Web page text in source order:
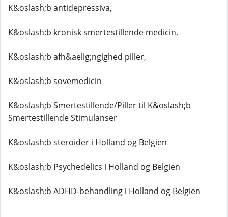
K&oslash;b antidepressiva,
K&oslash;b kronisk smertestillende medicin,
K&oslash;b afh&aelig;ngighed piller,
K&oslash;b sovemedicin
K&oslash;b Smertestillende/Piller til K&oslash;b
Smertestillende Stimulanser
K&oslash;b steroider i Holland og Belgien
K&oslash;b Psychedelics i Holland og Belgien
K&oslash;b ADHD-behandling i Holland og Belgien